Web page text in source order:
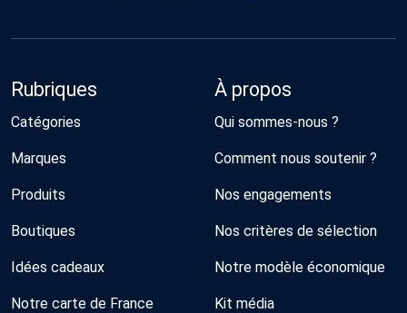
Rubriques
Catégories
Marques
Produits
Boutiques
Idées cadeaux
Notre carte de France
À propos
Qui sommes-nous ?
Comment nous soutenir ?
Nos engagements
Nos critères de sélection
Notre modèle économique
Kit média